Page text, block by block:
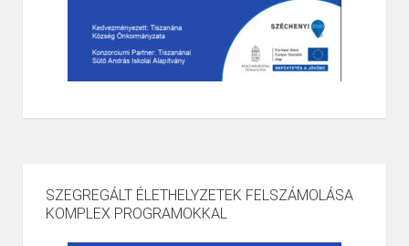
SZEGREGÁLT ÉLETHELYZETEK FELSZÁMOLÁSA
KOMPLEX PROGRAMOKKAL